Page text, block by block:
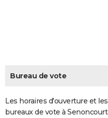
CARTE DE VOEUX
Dictionnaire
Biographies
Citations
Expressions
Proverbes
PROGRAMME TV
Bureau de vote
Les horaires d'ouverture et
bureaux de vote à